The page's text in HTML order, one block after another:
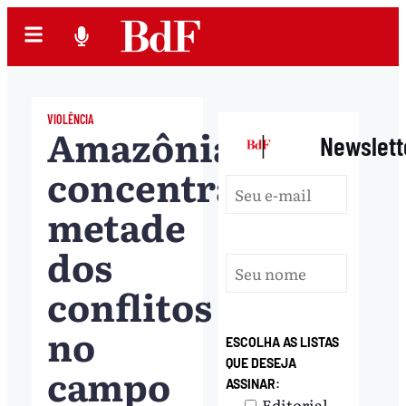
VIOLÊNCIA
Amazônia
concentra
metade
dos
conflitos
no
campo
|
ESCOLHA AS LISTAS
QUE DESEJA
ASSINAR: